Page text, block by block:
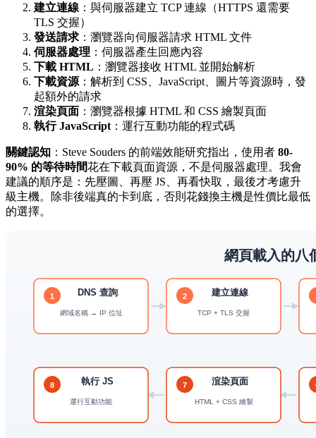
建立連線 ：與伺服器建立 TCP 連線（HTTPS 還需要
TLS 交握）
發送請求：瀏覽器向伺服器請求 HTML 文件
伺服器處理 ：伺服器產生回應內容
下載 HTML ：瀏覽器接收 HTML 並開始解析
下載資源：解析到 CSS、JavaScript、圖片等資源時，發
起額外的請求
渲染頁面 ：瀏覽器根據 HTML 和 CSS 繪製頁面
執行 JavaScript：運行互動功能的程式碼
關鍵認知 ：Steve Souders 的前端效能研究指出，使用者 80-
90% 的等待時間花在下載頁面資源，不是伺服器處理。我會
建議的順序是：先壓圖、再壓 JS、再看快取，最後才考慮升
級主機。除非後端真的卡到底，否則花錢換主機是性價比最低
的選擇。